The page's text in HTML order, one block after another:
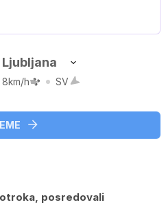
20.30
Ljubljana
8km/h SV
posredovali